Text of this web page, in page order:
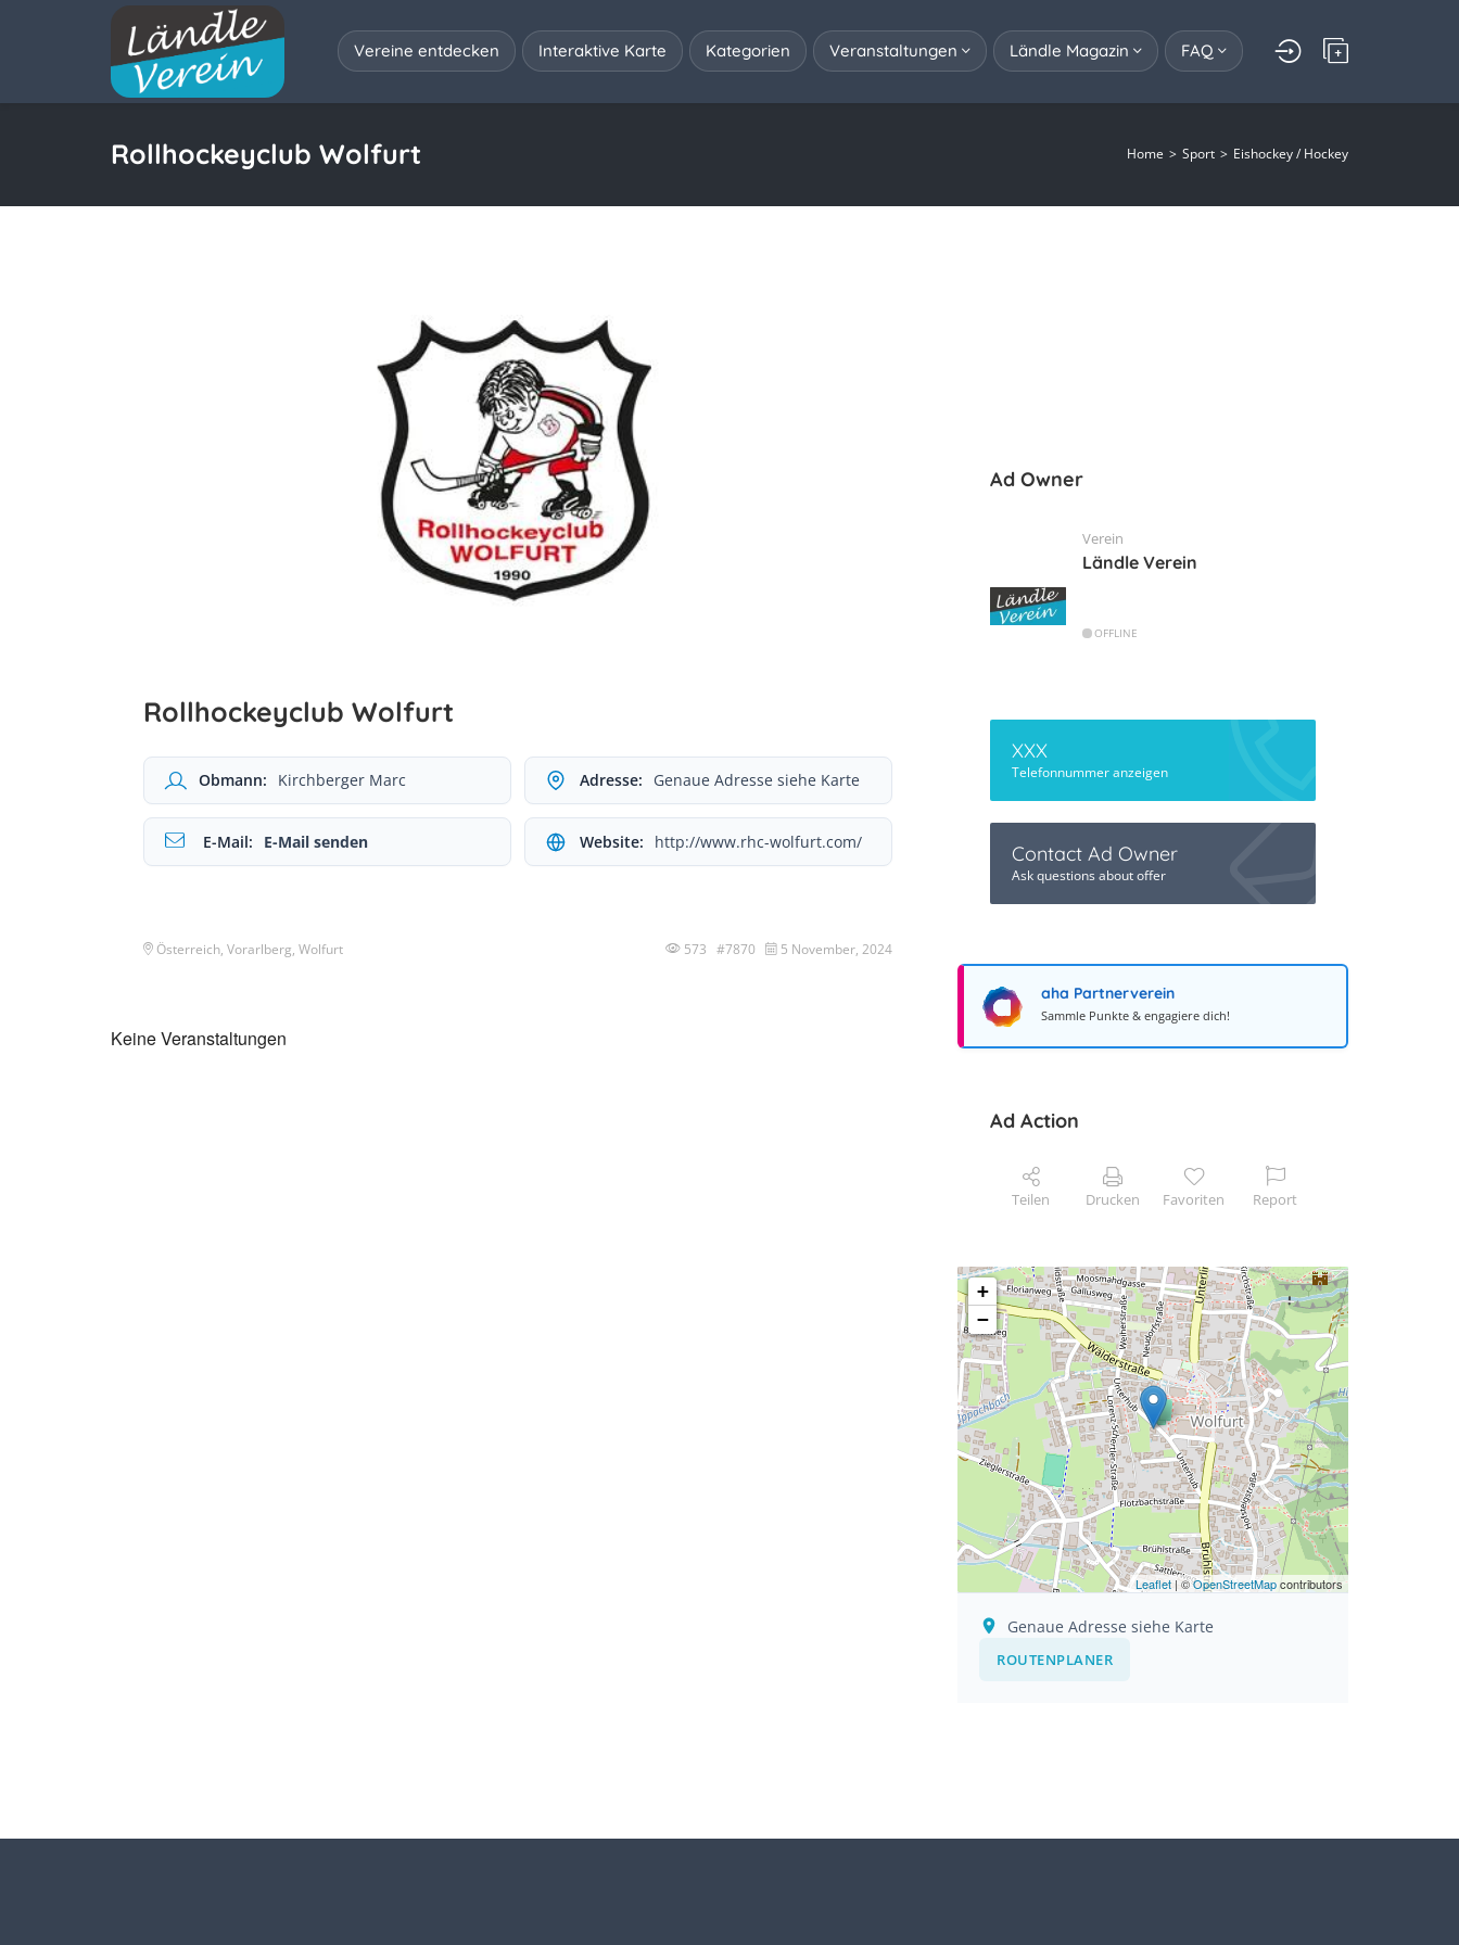
Vereine entdecken Interaktive Karte Kategorien Veranstaltungen Ländle Magazin FAQ
Rollhockeyclub Wolfurt Home Sport Eishockey / Hockey
Rollhockeyclub Wolfurt
Obmann: Kirchberger Marc Adresse: Genaue Adresse siehe Karte
E-Mail: E-Mail senden Website: http://www.rhc-wolfurt.com/
Österreich, Vorarlberg, Wolfurt 573 #7870 5 November, 2024
Keine Veranstaltungen
Ad Owner
Verein
Ländle Verein
OFFLINE
XXX
Telefonnummer anzeigen
Contact Ad Owner
Ask questions about offer
aha Partnerverein
Sammle Punkte & engagiere dich!
Ad Action
Teilen Drucken Favoriten Report
+
−
Leaflet | ©OpenStreetMapcontributors
Genaue Adresse siehe Karte
ROUTENPLANER